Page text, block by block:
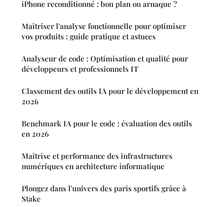
iPhone reconditionné : bon plan ou arnaque ?
Maîtriser l'analyse fonctionnelle pour optimiser
vos produits : guide pratique et astuces
Analyseur de code : Optimisation et qualité pour
développeurs et professionnels IT
Classement des outils IA pour le développement en
2026
Benchmark IA pour le code : évaluation des outils
en 2026
Maîtrise et performance des infrastructures
numériques en architecture informatique
Plongez dans l'univers des paris sportifs grâce à
Stake